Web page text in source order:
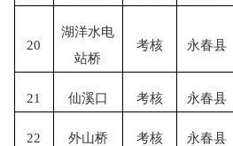
20
湖洋水电
站桥
考核 永春县
21 仙溪口 考核 永春县
22 外山桥 考核 永春县